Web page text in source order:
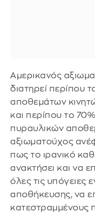
Αμερικανός
διατηρεί περίπου
αποθεμάτων
και περίπου το
πυραυλικών
αξιωματούχος
πως το ιρανικό
ανακτήσει και να
όλες τις υπόγειες
αποθήκευσης, να
κατεστραμμένους